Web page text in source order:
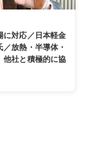
対応／日本軽金
放熱・半導体・
他社と積極的に協